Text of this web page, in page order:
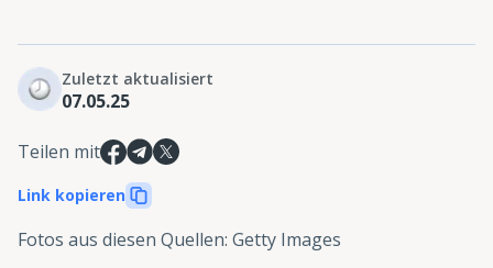
Zuletzt aktualisiert
07.05.25
Teilen mit
Link kopieren
Fotos aus diesen Quellen: Getty Images